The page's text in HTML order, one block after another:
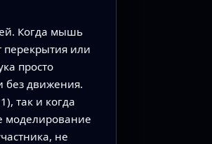
Когда мышь
перекрытия или
просто
без движения.
так и когда
моделирование
не